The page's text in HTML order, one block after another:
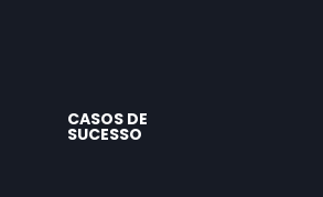
CASOS DE
SUCESSO